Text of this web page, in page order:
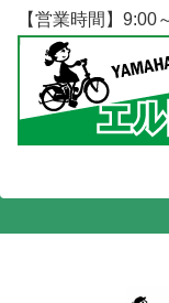
【営業時間】9:00